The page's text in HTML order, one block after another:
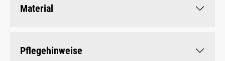
Material
Pflegehinweise